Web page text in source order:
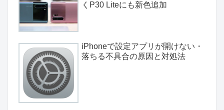
くP30 Liteにも新色追加
iPhoneで設定アプリが開けない・
落ちる不具合の原因と対処法